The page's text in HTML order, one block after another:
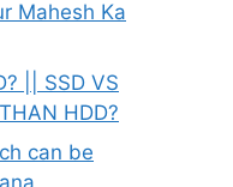
Mahesh Ka
|| SSD VS
HDD?
can be